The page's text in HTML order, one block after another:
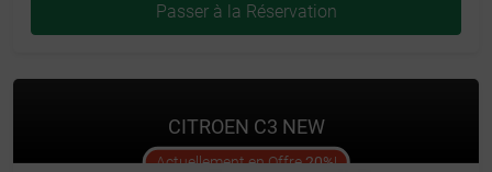
Passer à la Réservation
CITROEN C3 NEW
Actuellement en Offre20%!offer